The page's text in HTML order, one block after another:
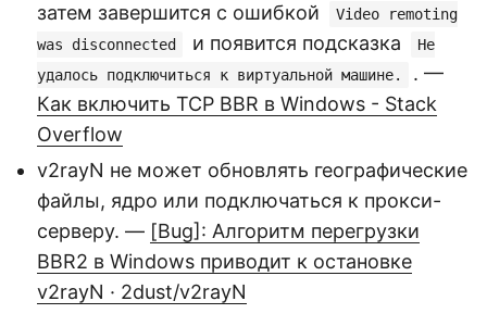
затем завершится с ошибкой
Video remoting
was disconnected
и появится подсказка
Не
удалось подключиться к виртуальной машине.
. —
Как включить TCP BBR в Windows - Stack
Overflow
v2rayN не может обновлять географические
файлы, ядро или подключаться к прокси-
серверу. — [Bug]: Алгоритм перегрузки
BBR2 в Windows приводит к остановке
v2rayN · 2dust/v2rayN